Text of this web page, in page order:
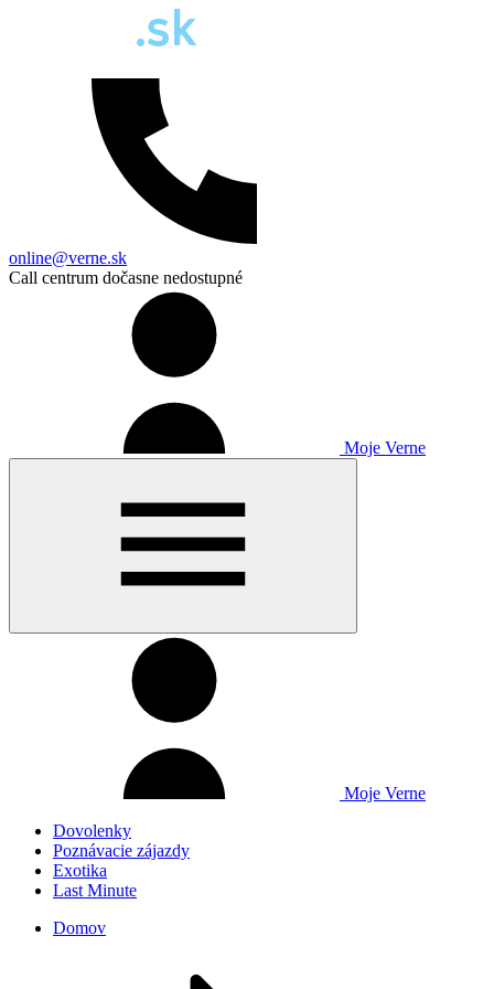
online@verne.sk
Call centrum dočasne nedostupné
Moje Verne
Moje Verne
Dovolenky
Poznávacie zájazdy
Exotika
Last Minute
Domov